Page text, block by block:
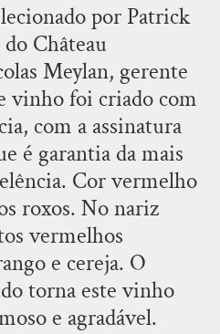
por Patrick
Château
Meylan, gerente
vinho foi criado com
com a assinatura
é garantia da mais
Cor vermelho
roxos. No nariz
vermelhos
e cereja. O
torna este vinho
e agradável.